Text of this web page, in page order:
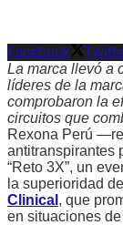
Facebook
La marca llevó a
líderes de la
comprobaron la
circuitos que
Rexona Perú
antitranspirantes
“Reto 3X”, un
la superioridad
Clinical , que
en situaciones